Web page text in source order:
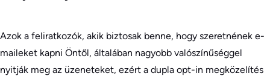
Azok a feliratkozók, akik biztosak benne, hogy szeretnének e-
maileket kapni Öntől, általában nagyobb valószínűséggel
nyitják meg az üzeneteket, ezért a dupla opt-in megközelítés